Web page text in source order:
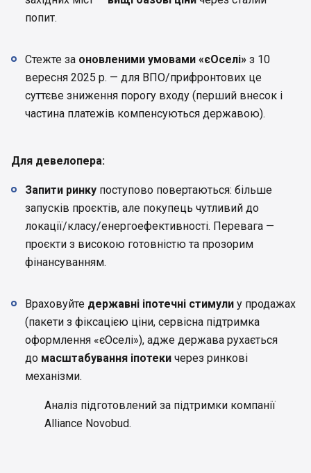
попит.
Стежте за оновленими умовами «єОселі» з 10
вересня 2025 р. — для ВПО/прифронтових це
суттєве зниження порогу входу (перший внесок і
частина платежів компенсуються державою).
Для девелопера:
Запити ринку поступово повертаються: більше
запусків проєктів, але покупець чутливий до
локації/класу/енергоефективності. Перевага —
проєкти з високою готовністю та прозорим
фінансуванням.
Враховуйте державні іпотечні стимули у продажах
(пакети з фіксацією ціни, сервісна підтримка
оформлення «єОселі»), адже держава рухається
до масштабування іпотеки через ринкові
механізми.
Аналіз підготовлений за підтримки компанії
Alliance Novobud.